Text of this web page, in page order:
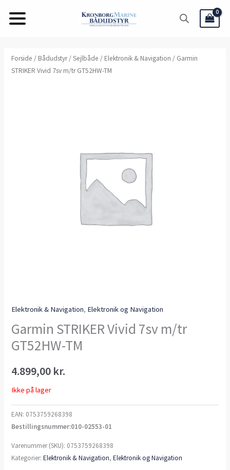
Forside / Bådudstyr/Sejlbåde / Elektronik & Navigation / Garmin
STRIKER Vivid 7sv m/tr GT52HW-TM
Elektronik & Navigation, Elektronik og Navigation
Garmin STRIKER Vivid 7sv m/tr
GT52HW-TM
4.899,00 kr.
Ikke på lager
EAN: 0753759268398
Bestillingsnummer:010-02553-01
Varenummer (SKU): 0753759268398
Kategorier:Elektronik & Navigation,Elektronik og Navigation